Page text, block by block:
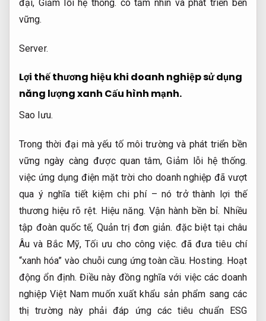
đại, Giảm lỗi hệ thống. có tầm nhìn và phát triển bền
vững.
Server.
Lợi thế thương hiệu khi doanh nghiệp sử dụng
năng lượng xanh Cấu hình mạnh.
Sao lưu.
Trong thời đại mà yếu tố môi trường và phát triển bền
vững ngày càng được quan tâm,Giảm lỗi hệ thống.
việc ứng dụng điện mặt trời cho doanh nghiệp đã vượt
qua ý nghĩa tiết kiệm chi phí – nó trở thành lợi thế
thương hiệu rõ rệt. Hiệu năng. Vận hành bền bỉ. Nhiều
tập đoàn quốc tế, Quản trị đơn giản. đặc biệt tại châu
Âu và Bắc Mỹ,Tối ưu cho công việc. đã đưa tiêu chí
“xanh hóa” vào chuỗi cung ứng toàn cầu. Hosting. Hoạt
động ổn định. Điều này đồng nghĩa với việc các doanh
nghiệp Việt Nam muốn xuất khẩu sản phẩm sang các
thị trường này phải đáp ứng các tiêu chuẩn ESG